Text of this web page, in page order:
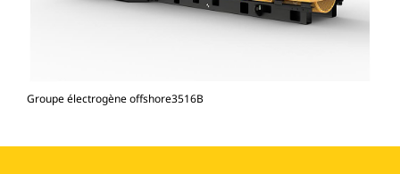
Groupe électrogène offshore3516B